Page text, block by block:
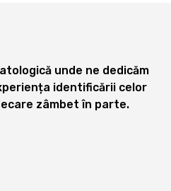
unde ne dedicăm
identificării celor
zâmbet în parte.